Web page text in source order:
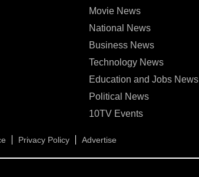
Movie News
National News
Business News
Technology News
Education and Jobs News
Political News
10TV Events
Privacy Policy Advertise